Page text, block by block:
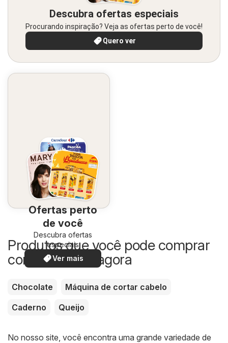
Descubra ofertas especiais
Procurando inspiração? Veja as ofertas perto de você!
Quero ver
Ofertas perto
de você
Descubra ofertas
especiais
Ver mais
Produtos que você pode comprar
com desconto agora
Chocolate
Máquina de cortar cabelo
Caderno
Queijo
No nosso site, você encontra uma grande variedade de